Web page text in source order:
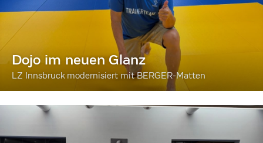
Dojo im neuen Glanz
LZ Innsbruck modernisiert mit BERGER-Matten